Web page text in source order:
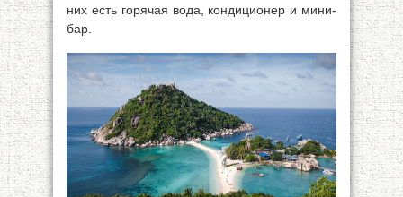
них есть горячая вода, кондиционер и мини-
бар.